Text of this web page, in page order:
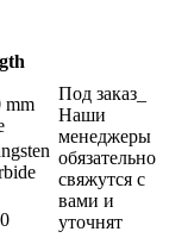
mm
Под заказ_
Наши
менеджеры
обязательно
свяжутся с
вами и
уточнят